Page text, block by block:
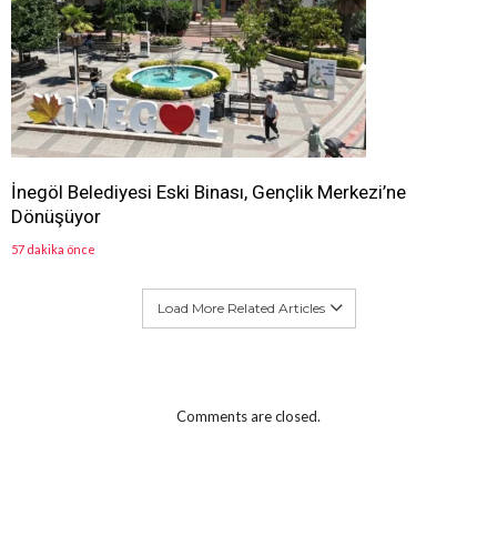
İnegöl Belediyesi Eski Binası, Gençlik Merkezi’ne
Dönüşüyor
57 dakika önce
Load More Related Articles
Comments are closed.